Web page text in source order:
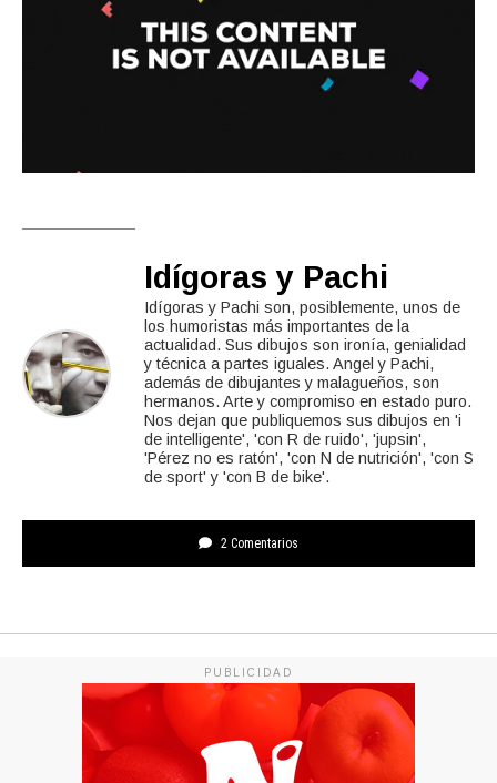
Idígoras y Pachi
Idígoras y Pachi son, posiblemente, unos de
los humoristas más importantes de la
actualidad. Sus dibujos son ironía, genialidad
y técnica a partes iguales. Angel y Pachi,
además de dibujantes y malagueños, son
hermanos. Arte y compromiso en estado puro.
Nos dejan que publiquemos sus dibujos en 'i
de intelligente', 'con R de ruido', 'jupsin',
'Pérez no es ratón', 'con N de nutrición', 'con S
de sport' y 'con B de bike'.
2 Comentarios
PUBLICIDAD